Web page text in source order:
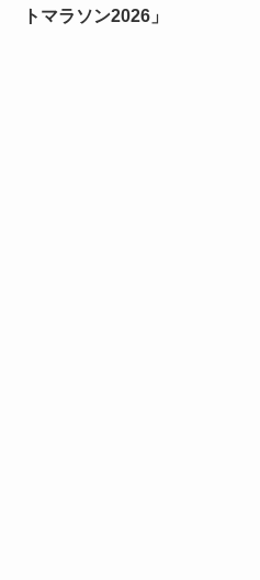
トマラソン2026」